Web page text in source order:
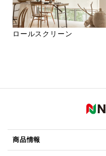
ロールスクリーン
商品情報